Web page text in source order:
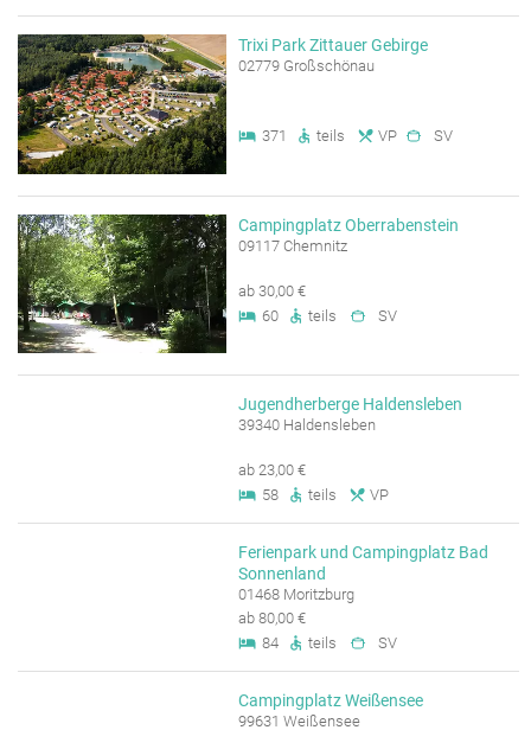
Trixi Park Zittauer Gebirge
02779 Großschönau
371 teils VP SV
Campingplatz Oberrabenstein
09117 Chemnitz
ab 30,00 €
60
teils SV
Jugendherberge Haldensleben
39340 Haldensleben
ab 23,00 €
58
teils VP
Ferienpark und Campingplatz Bad
Sonnenland
01468 Moritzburg
ab 80,00 €
84
teils SV
Campingplatz Weißensee
99631 Weißensee